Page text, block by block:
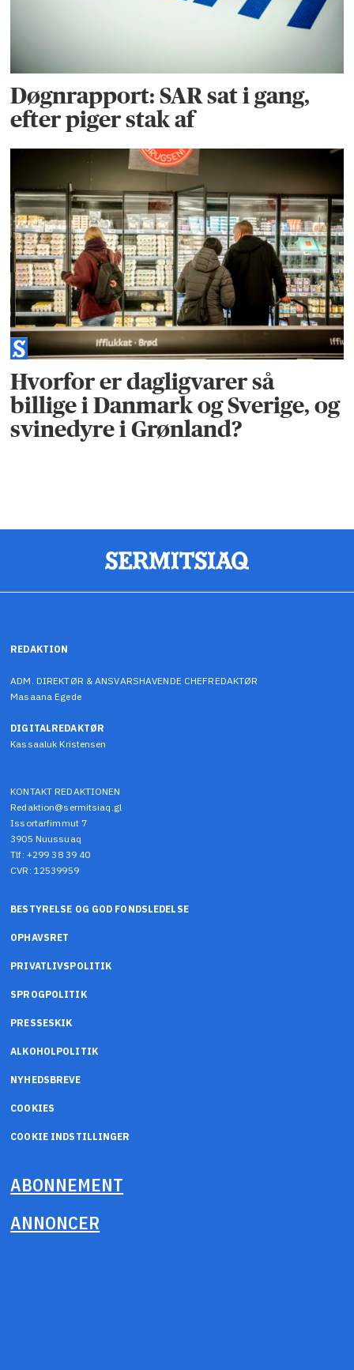
Døgnrapport: SAR sat i gang,
efter piger stak af
Hvorfor er dagligvarer så
billige i Danmark og Sverige, og
svinedyre i Grønland?
REDAKTION
ADM. DIREKTØR & ANSVARSHAVENDE CHEFREDAKTØR
Masaana Egede
DIGITALREDAKTØR
Kassaaluk Kristensen
KONTAKT REDAKTIONEN
Redaktion@sermitsiaq.gl
Issortarfimmut 7
3905 Nuussuaq
Tlf: +299 38 39 40
CVR: 12539959
BESTYRELSE OG GOD FONDSLEDELSE
OPHAVSRET
PRIVATLIVSPOLITIK
SPROGPOLITIK
PRESSESKIK
ALKOHOLPOLITIK
NYHEDSBREVE
COOKIES
COOKIE INDSTILLINGER
ABONNEMENT
ANNONCER